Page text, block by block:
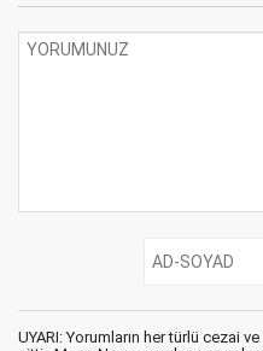
UYARI: Yorumların her türlü cezai